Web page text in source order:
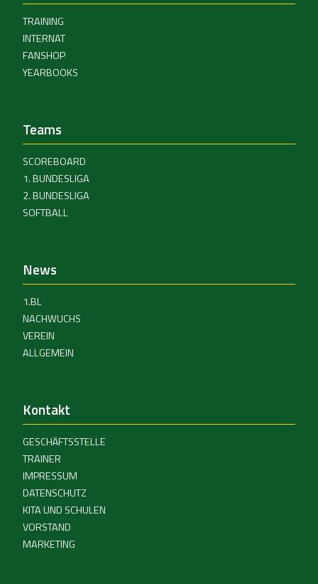
TRAINING
INTERNAT
FANSHOP
YEARBOOKS
Teams
SCOREBOARD
1. BUNDESLIGA
2. BUNDESLIGA
SOFTBALL
News
1.BL
NACHWUCHS
VEREIN
ALLGEMEIN
Kontakt
GESCHÄFTSSTELLE
TRAINER
IMPRESSUM
DATENSCHUTZ
KITA UND SCHULEN
VORSTAND
MARKETING